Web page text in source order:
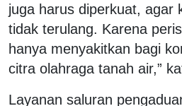
juga harus diperkuat, agar
tidak terulang. Karena
hanya menyakitkan bagi
citra olahraga tanah air,”
Layanan saluran